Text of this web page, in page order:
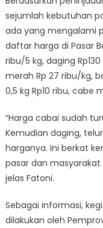
sejumlah kebutuhan
ada yang mengalami
daftar harga di Pasar
ribu/5 kg, daging
merah Rp 27 ribu/kg,
0,5 kg Rp10 ribu, cabe
“Harga cabai sudah
Kemudian daging,
harganya. Ini berkat
pasar dan
jelas Fatoni.
Sebagai informasi,
dilakukan oleh